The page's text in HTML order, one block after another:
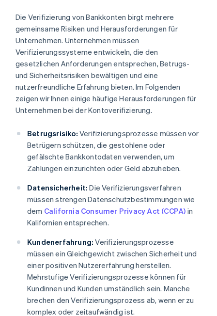
Die Verifizierung von Bankkonten birgt mehrere
gemeinsame Risiken und Herausforderungen für
Unternehmen. Unternehmen müssen
Verifizierungssysteme entwickeln, die den
gesetzlichen Anforderungen entsprechen, Betrugs-
und Sicherheitsrisiken bewältigen und eine
nutzerfreundliche Erfahrung bieten. Im Folgenden
zeigen wir Ihnen einige häufige Herausforderungen für
Unternehmen bei der Kontoverifizierung.
Betrugsrisiko: Verifizierungsprozesse müssen vor
Betrügern schützen, die gestohlene oder
gefälschte Bankkontodaten verwenden, um
Zahlungen einzurichten oder Geld abzuheben.
Datensicherheit: Die Verifizierungsverfahren
müssen strengen Datenschutzbestimmungen wie
dem California Consumer Privacy Act (CCPA) in
Kalifornien entsprechen.
Kundenerfahrung: Verifizierungsprozesse
müssen ein Gleichgewicht zwischen Sicherheit und
einer positiven Nutzererfahrung herstellen.
Mehrstufige Verifizierungsprozesse können für
Kundinnen und Kunden umständlich sein. Manche
brechen den Verifizierungsprozess ab, wenn er zu
komplex oder zeitaufwändig ist.